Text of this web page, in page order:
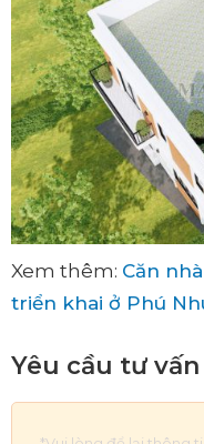
Xem thêm: Căn
triển khai ở Phú
Yêu cầu tư vấn